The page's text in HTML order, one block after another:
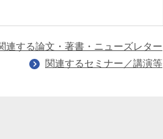
連する論文・著書・ニューズレター
関連するセミナー／講演等